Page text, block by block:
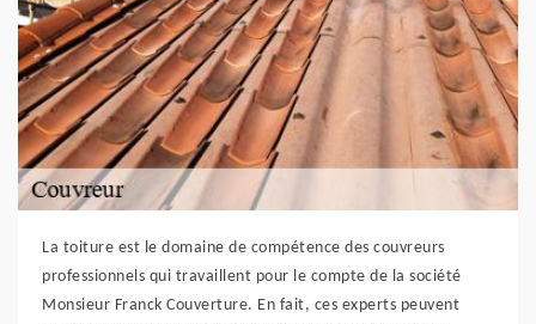
La toiture est le domaine de compétence des couvreurs
professionnels qui travaillent pour le compte de la société
Monsieur Franck Couverture. En fait, ces experts peuvent